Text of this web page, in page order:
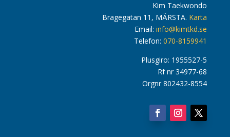
Kim Taekwondo
Bragegatan 11, MÄRSTA. Karta
Email:info@kimtkd.se
Telefon:070-8159941
Plusgiro: 1955527-5
Rf nr 34977-68
Orgnr 802432-8554